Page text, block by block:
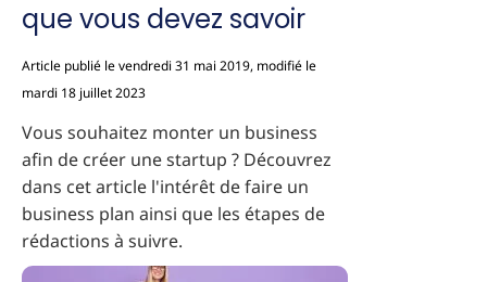
que vous devez savoir
Article publié le vendredi 31 mai 2019, modifié le
mardi 18 juillet 2023
Vous souhaitez monter un business
afin de créer une startup ? Découvrez
dans cet article l'intérêt de faire un
business plan ainsi que les étapes de
rédactions à suivre.